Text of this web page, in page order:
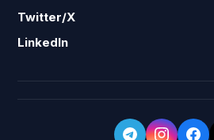
Twitter/X
LinkedIn